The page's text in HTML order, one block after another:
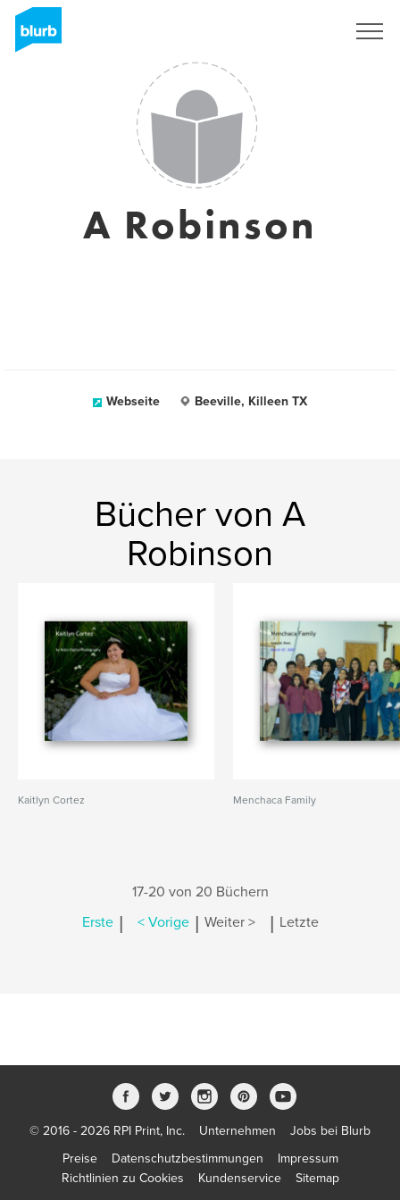
A Robinson
Webseite Beeville, Killeen TX
Bücher von A
Robinson
Kaitlyn Cortez Menchaca Family
17-20 von 20 Büchern
Erste | < Vorige | Weiter > | Letzte
© 2016 - 2026 RPI Print, Inc. Unternehmen
Jobs bei Blurb
Preise
Datenschutzbestimmungen
Impressum
Richtlinien zu Cookies
Kundenservice Sitemap